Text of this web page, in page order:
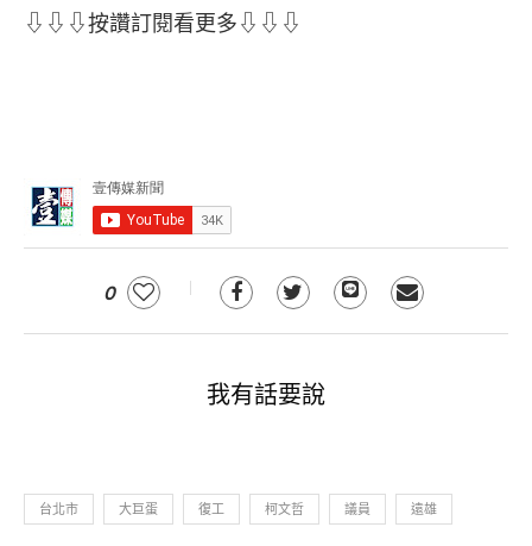
⇩⇩⇩按讚訂閱看更多⇩⇩⇩
0
我有話要說
台北市 大巨蛋 復工 柯文哲 議員 遠雄